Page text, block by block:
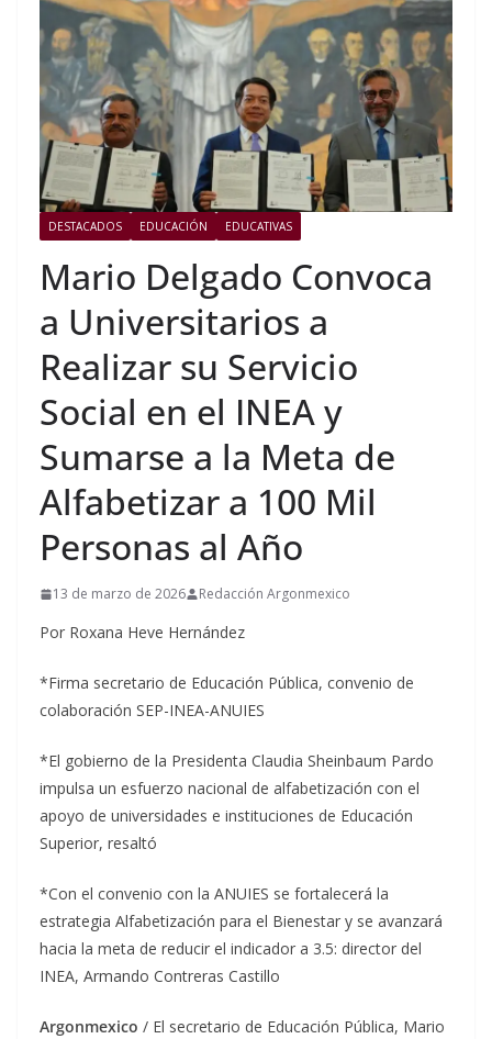
DESTACADOS EDUCACIÓN EDUCATIVAS
Mario Delgado Convoca
a Universitarios a
Realizar su Servicio
Social en el INEA y
Sumarse a la Meta de
Alfabetizar a 100 Mil
Personas al Año
13 de marzo de 2026 Redacción Argonmexico
Por Roxana Heve Hernández
*Firma secretario de Educación Pública, convenio de
colaboración SEP-INEA-ANUIES
*El gobierno de la Presidenta Claudia Sheinbaum Pardo
impulsa un esfuerzo nacional de alfabetización con el
apoyo de universidades e instituciones de Educación
Superior, resaltó
*Con el convenio con la ANUIES se fortalecerá la
estrategia Alfabetización para el Bienestar y se avanzará
hacia la meta de reducir el indicador a 3.5: director del
INEA, Armando Contreras Castillo
Argonmexico / El secretario de Educación Pública, Mario